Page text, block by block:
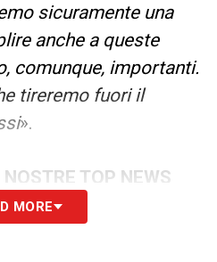
sicuramente una
anche a queste
comunque, importanti.
tireremo fuori il
».
TOP NEWS
MORE